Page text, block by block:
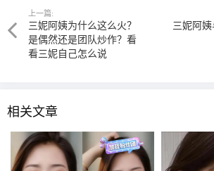
上一篇:
三妮阿姨为什么这么火？
是偶然还是团队炒作？看
看三妮自己怎么说
三妮阿
相关文章